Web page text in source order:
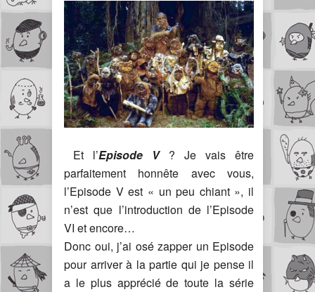
Et l’Episode V? Je vais être
parfaitement honnête avec vous,
l’Episode V est « un peu chiant », il
n’est que l’introduction de l’Episode
VI et encore…
Donc oui, j’ai osé zapper un Episode
pour arriver à la partie qui je pense il
a le plus apprécié de toute la série